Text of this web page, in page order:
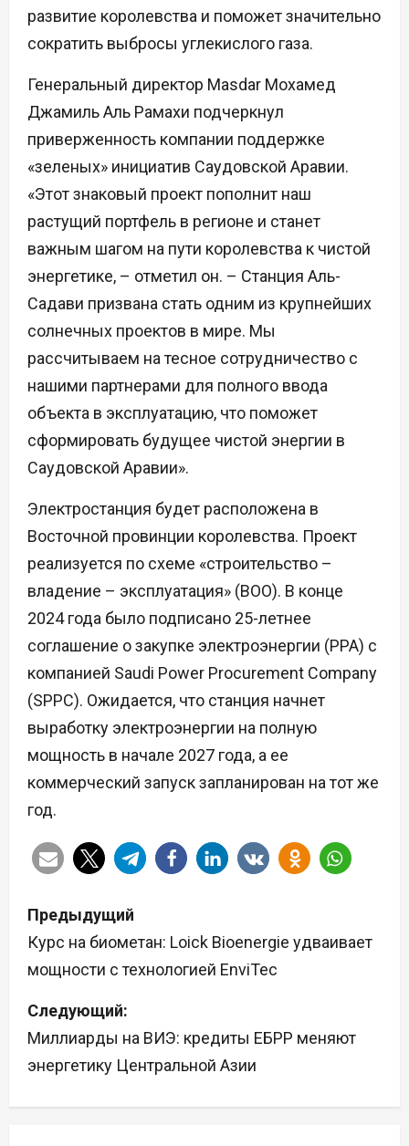
развитие королевства и поможет значительно
сократить выбросы углекислого газа.
Генеральный директор Masdar Мохамед
Джамиль Аль Рамахи подчеркнул
приверженность компании поддержке
«зеленых» инициатив Саудовской Аравии.
«Этот знаковый проект пополнит наш
растущий портфель в регионе и станет
важным шагом на пути королевства к чистой
энергетике, – отметил он. – Станция Аль-
Садави призвана стать одним из крупнейших
солнечных проектов в мире. Мы
рассчитываем на тесное сотрудничество с
нашими партнерами для полного ввода
объекта в эксплуатацию, что поможет
сформировать будущее чистой энергии в
Саудовской Аравии».
Электростанция будет расположена в
Восточной провинции королевства. Проект
реализуется по схеме «строительство –
владение – эксплуатация» (BOO). В конце
2024 года было подписано 25-летнее
соглашение о закупке электроэнергии (PPA) с
компанией Saudi Power Procurement Company
(SPPC). Ожидается, что станция начнет
выработку электроэнергии на полную
мощность в начале 2027 года, а ее
коммерческий запуск запланирован на тот же
год.
Н
а
в
и
г
Предыдущий
Курс на биометан: Loick Bioenergie удваивает
мощности с технологией EnviTec
Следующий:
Миллиарды на ВИЭ: кредиты ЕБРР меняют
энергетику Центральной Азии